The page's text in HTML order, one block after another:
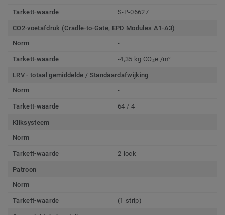
Tarkett-waarde S-P-06627
CO2-voetafdruk (Cradle-to-Gate, EPD Modules A1-A3)
Norm
-
Tarkett-waarde -4,35 kg CO₂e /m²
LRV - totaal gemiddelde / Standaardafwijking
Norm
-
Tarkett-waarde 64 / 4
Kliksysteem
Norm
-
Tarkett-waarde 2-lock
Patroon
Norm
-
Tarkett-waarde (1-strip)